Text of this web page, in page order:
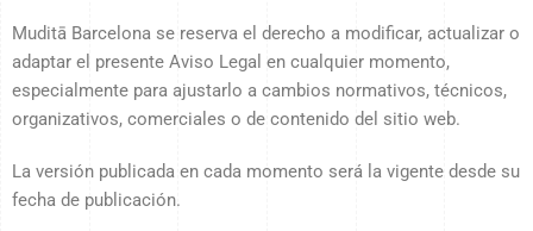
Muditā Barcelona se reserva el derecho a modificar, actualizar o
adaptar el presente Aviso Legal en cualquier momento,
especialmente para ajustarlo a cambios normativos, técnicos,
organizativos, comerciales o de contenido del sitio web.
La versión publicada en cada momento será la vigente desde su
fecha de publicación.